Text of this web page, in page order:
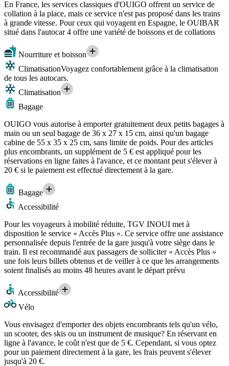
En France, les services classiques d'OUIGO offrent un service de
collation à la place, mais ce service n'est pas proposé dans les trains
à grande vitesse. Pour ceux qui voyagent en Espagne, le OUIBAR
situé dans l'autocar 4 offre une variété de boissons et de collations
Nourriture et boisson
ClimatisationVoyagez confortablement grâce à la climatisation
de tous les autocars.
Climatisation
Bagage
OUIGO vous autorise à emporter gratuitement deux petits bagages à
main ou un seul bagage de 36 x 27 x 15 cm, ainsi qu'un bagage
cabine de 55 x 35 x 25 cm, sans limite de poids. Pour des articles
plus encombrants, un supplément de 5 € est appliqué pour les
réservations en ligne faites à l'avance, et ce montant peut s'élever à
20 € si le paiement est effectué directement à la gare.
Bagage
Accessibilité
Pour les voyageurs à mobilité réduite, TGV INOUI met à
disposition le service « Accès Plus ». Ce service offre une assistance
personnalisée depuis l'entrée de la gare jusqu'à votre siège dans le
train. Il est recommandé aux passagers de solliciter « Accès Plus »
une fois leurs billets obtenus et de veiller à ce que les arrangements
soient finalisés au moins 48 heures avant le départ prévu
Accessibilité
Vélo
Vous envisagez d'emporter des objets encombrants tels qu'un vélo,
un scooter, des skis ou un instrument de musique? En réservant en
ligne à l'avance, le coût n'est que de 5 €. Cependant, si vous optez
pour un paiement directement à la gare, les frais peuvent s'élever
jusqu'à 20 €.